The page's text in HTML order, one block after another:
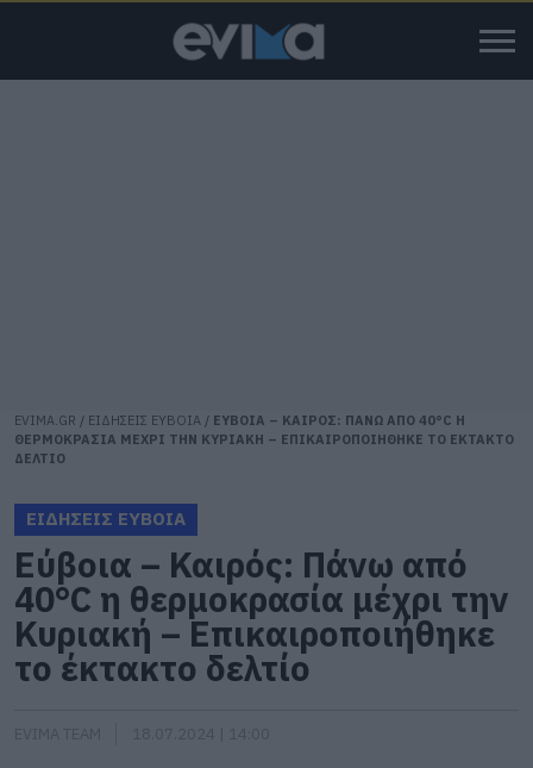
EVIMA.GR / ΕΙΔΗΣΕΙΣ ΕΥΒΟΙΑ / ΕΥΒΟΙΑ – ΚΑΙΡΟΣ: ΠΑΝΩ ΑΠΟ 40°C Η
ΘΕΡΜΟΚΡΑΣΙΑ ΜΕΧΡΙ ΤΗΝ ΚΥΡΙΑΚΗ – ΕΠΙΚΑΙΡΟΠΟΙΗΘΗΚΕ ΤΟ ΕΚΤΑΚΤΟ
ΔΕΛΤΙΟ
ΕΙΔΗΣΕΙΣ ΕΥΒΟΙΑ
Εύβοια – Καιρός: Πάνω από
40°C η θερμοκρασία μέχρι την
Κυριακή – Επικαιροποιήθηκε
το έκτακτο δελτίο